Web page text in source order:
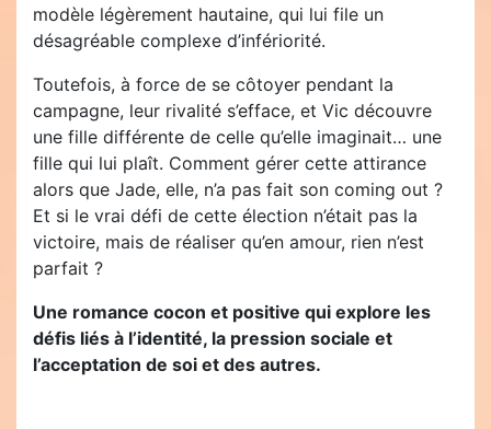
modèle légèrement hautaine, qui lui file un
désagréable complexe d’infériorité.
Toutefois, à force de se côtoyer pendant la
campagne, leur rivalité s’efface, et Vic découvre
une fille différente de celle qu’elle imaginait… une
fille qui lui plaît. Comment gérer cette attirance
alors que Jade, elle, n’a pas fait son coming out ?
Et si le vrai défi de cette élection n’était pas la
victoire, mais de réaliser qu’en amour, rien n’est
parfait ?
Une romance cocon et positive qui explore les
défis liés à l’identité, la pression sociale et
l’acceptation de soi et des autres.